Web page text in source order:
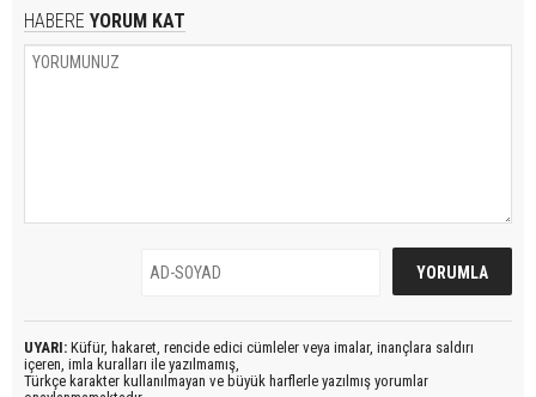
HABERE YORUM KAT
UYARI: Küfür, hakaret, rencide edici cümleler veya imalar, inançlara saldırı
içeren, imla kuralları ile yazılmamış,
Türkçe karakter kullanılmayan ve büyük harflerle yazılmış yorumlar